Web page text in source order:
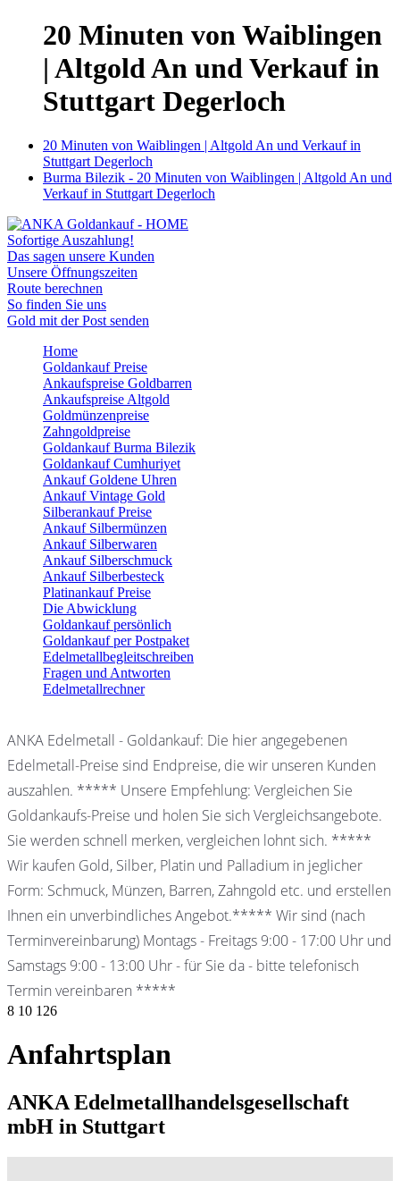
20 Minuten von Waiblingen
| Altgold An und Verkauf in
Stuttgart Degerloch
20 Minuten von Waiblingen | Altgold An und Verkauf in
Stuttgart Degerloch
Burma Bilezik - 20 Minuten von Waiblingen | Altgold An und
Verkauf in Stuttgart Degerloch
Sofortige Auszahlung!
Das sagen unsere Kunden
Unsere Öffnungszeiten
Route berechnen
So finden Sie uns
Gold mit der Post senden
Home
Goldankauf Preise
Ankaufspreise Goldbarren
Ankaufspreise Altgold
Goldmünzenpreise
Zahngoldpreise
Goldankauf Burma Bilezik
Goldankauf Cumhuriyet
Ankauf Goldene Uhren
Ankauf Vintage Gold
Silberankauf Preise
Ankauf Silbermünzen
Ankauf Silberwaren
Ankauf Silberschmuck
Ankauf Silberbesteck
Platinankauf Preise
Die Abwicklung
Goldankauf persönlich
Goldankauf per Postpaket
Edelmetallbegleitschreiben
Fragen und Antworten
Edelmetallrechner
ANKA Edelmetall - Goldankauf: Die hier angegebenen
Edelmetall-Preise sind Endpreise, die wir unseren Kunden
auszahlen. ***** Unsere Empfehlung: Vergleichen Sie
Goldankaufs-Preise und holen Sie sich Vergleichsangebote.
Sie werden schnell merken, vergleichen lohnt sich. *****
Wir kaufen Gold, Silber, Platin und Palladium in jeglicher
Form: Schmuck, Münzen, Barren, Zahngold etc. und erstellen
Ihnen ein unverbindliches Angebot.***** Wir sind (nach
Terminvereinbarung) Montags - Freitags 9:00 - 17:00 Uhr und
Samstags 9:00 - 13:00 Uhr - für Sie da - bitte telefonisch
Termin vereinbaren *****
8 10 126
Anfahrtsplan
ANKA Edelmetallhandelsgesellschaft
mbH in Stuttgart